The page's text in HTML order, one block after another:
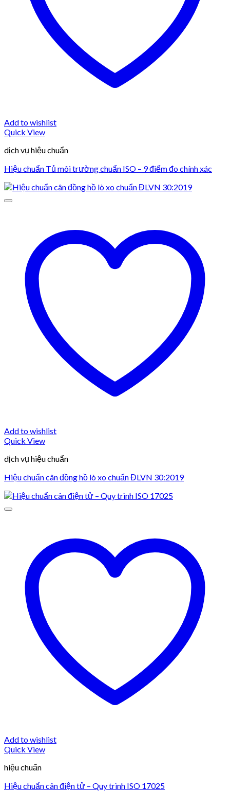
Add to wishlist
Quick View
dịch vụ hiệu chuẩn
Hiệu chuẩn Tủ môi trường chuẩn ISO – 9 điểm đo chính xác
Add to wishlist
Quick View
dịch vụ hiệu chuẩn
Hiệu chuẩn cân đồng hồ lò xo chuẩn ĐLVN 30:2019
Add to wishlist
Quick View
hiệu chuẩn
Hiệu chuẩn cân điện tử – Quy trình ISO 17025